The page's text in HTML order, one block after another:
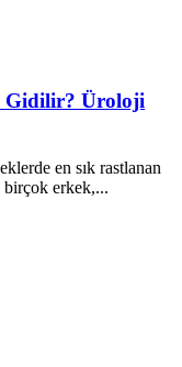
Gidilir? Üroloji
en sık rastlanan
birçok erkek,...